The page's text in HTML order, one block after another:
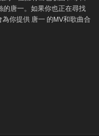
的唐一。如果你也正在尋找
你提供 唐一 的MV和歌曲合